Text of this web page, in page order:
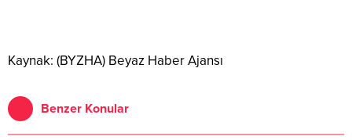
Kaynak: (BYZHA) Beyaz Haber Ajansı
Benzer Konular